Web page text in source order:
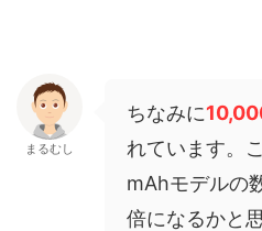
まるむし
ちなみに
れています。
mAhモデルの
倍になるかと